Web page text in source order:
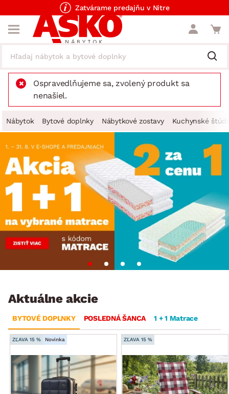
Zatvárame predajňu v Nitre
Ospravedlňujeme sa, zvolený produkt sa
nenašiel.
Nábytok Bytové doplnky Nábytkové zostavy Kuchynské
Aktuálne akcie
BYTOVÉ DOPLNKY POSLEDNÁ ŠANCA 1 + 1 Matrace
ZĽAVA 15 % Novinka ZĽAVA 15 %